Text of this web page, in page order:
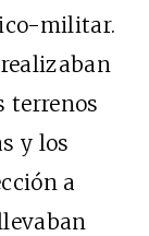
militar.
terrenos
y los
a